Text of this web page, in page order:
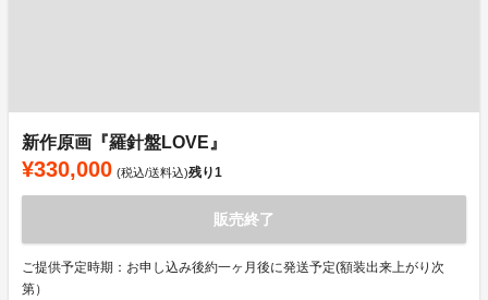
新作原画『羅針盤LOVE』
¥330,000 (税込/送料込)残り1
販売終了
ご提供予定時期：お申し込み後約一ヶ月後に発送予定(額装出来上がり次
第）